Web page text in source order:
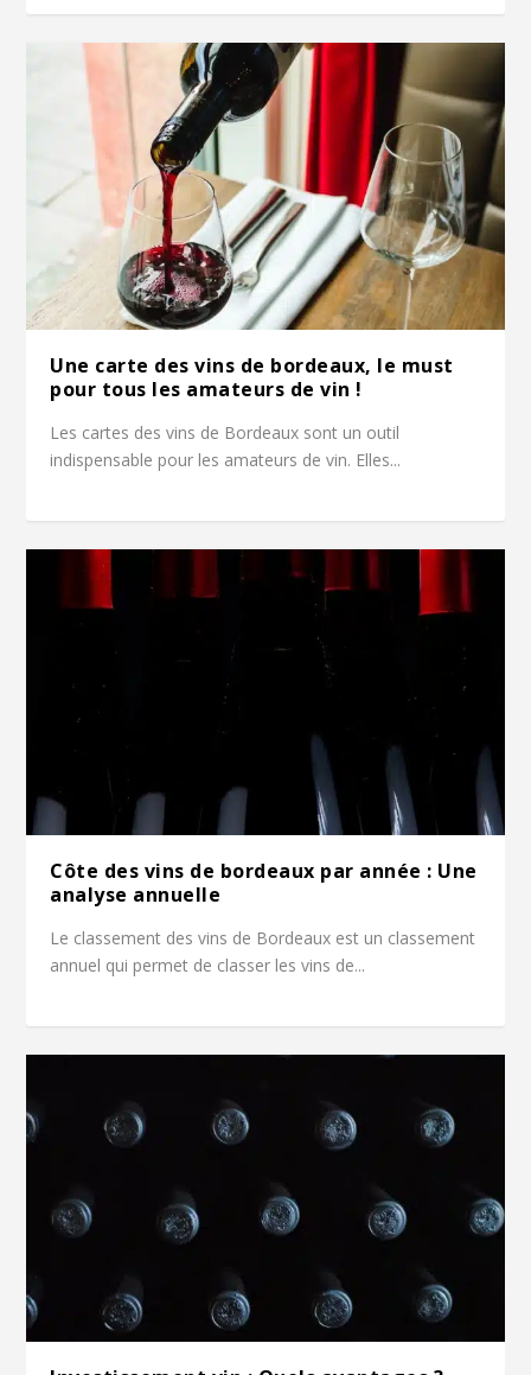
Une carte des vins de bordeaux, le must
pour tous les amateurs de vin !
Les cartes des vins de Bordeaux sont un outil
indispensable pour les amateurs de vin. Elles...
Côte des vins de bordeaux par année : Une
analyse annuelle
Le classement des vins de Bordeaux est un classement
annuel qui permet de classer les vins de...